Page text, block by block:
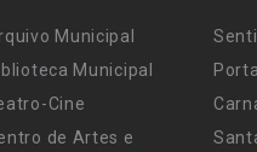
Municipal
Municipal
Cine
de Artes e